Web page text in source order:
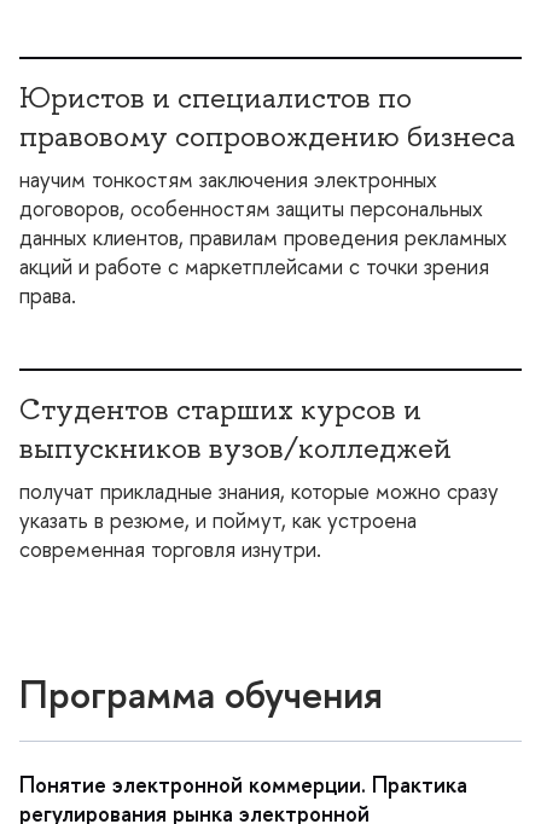
Юристов и специалистов по
правовому сопровождению бизнеса
научим тонкостям заключения электронных
договоров, особенностям защиты персональных
данных клиентов, правилам проведения рекламных
акций и работе с маркетплейсами с точки зрения
права.
Студентов старших курсов и
ыпускников вузов/колледжей
получат прикладные знания, которые можно сразу
указать в резюме, и поймут, как устроена
современная торговля изнутри.
Программа обучения
Понятие электронной коммерции. Практика
регулирования рынка электронной